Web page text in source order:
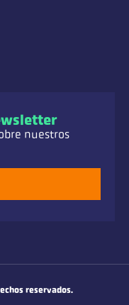
nuestros
reservados.